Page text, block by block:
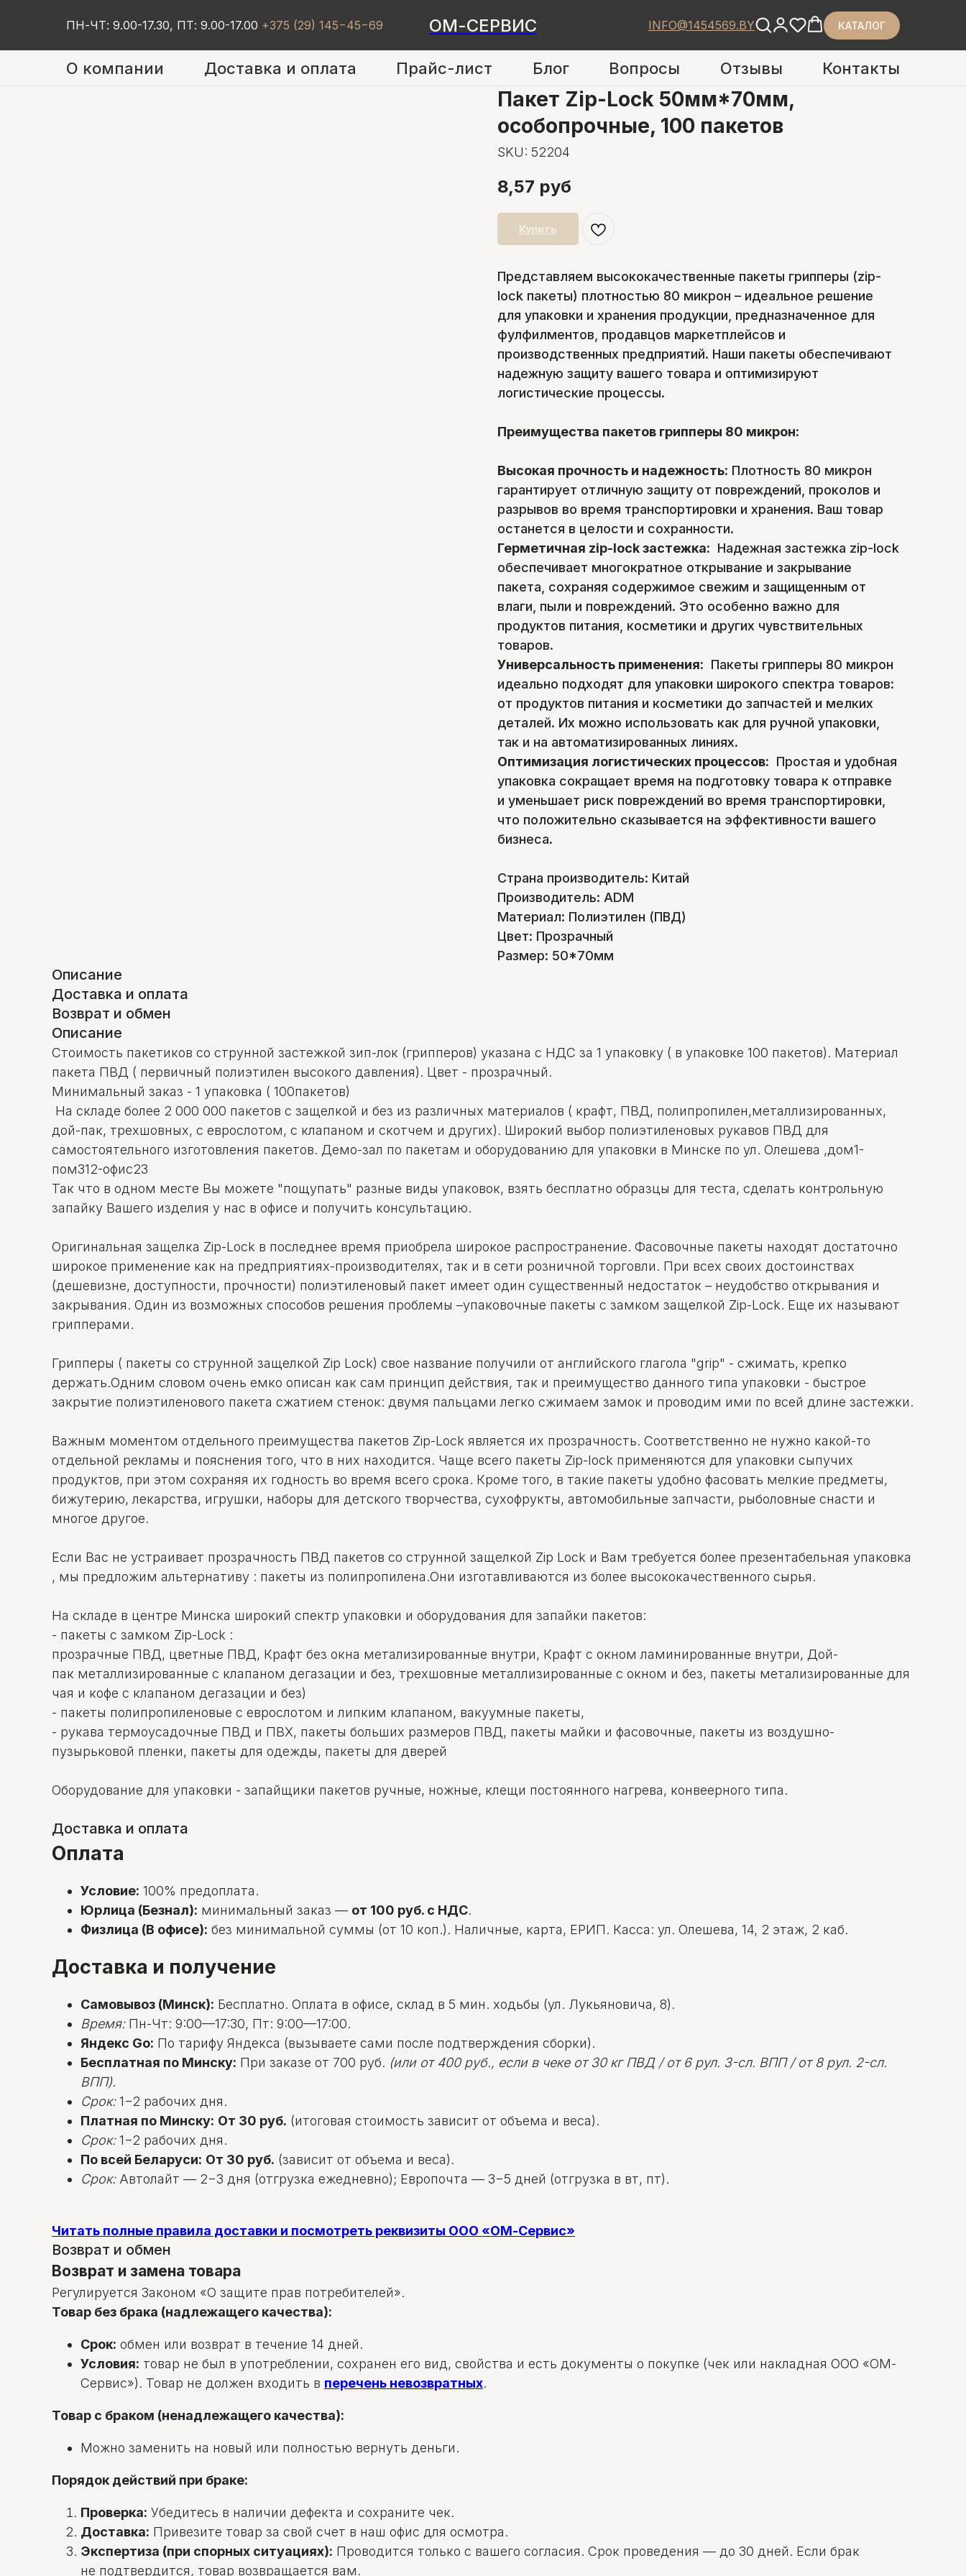
ПН-ЧТ: 9.00-17.30, ПТ: 9.00-17.00 +375 (29) 145−45−69 ОМ-СЕРВИС INFO@1454569.BY КАТАЛОГ
О компании Доставка и оплата Прайс-лист Блог Вопросы Отзывы Контакты
Пакет Zip-Lock 50мм*70мм,
особопрочные, 100 пакетов
SKU: 52204
8,57 руб
Купить
Представляем высококачественные пакеты грипперы (zip-
lock пакеты) плотностью 80 микрон – идеальное решение
для упаковки и хранения продукции, предназначенное для
фулфилментов, продавцов маркетплейсов и
производственных предприятий. Наши пакеты обеспечивают
надежную защиту вашего товара и оптимизируют
логистические процессы.
Преимущества пакетов грипперы 80 микрон:
Высокая прочность и надежность: Плотность 80 микрон
гарантирует отличную защиту от повреждений, проколов и
разрывов во время транспортировки и хранения. Ваш товар
останется в целости и сохранности.
Герметичная zip-lock застежка: Надежная застежка zip-lock
обеспечивает многократное открывание и закрывание
пакета, сохраняя содержимое свежим и защищенным от
влаги, пыли и повреждений. Это особенно важно для
продуктов питания, косметики и других чувствительных
товаров.
Универсальность применения: Пакеты грипперы 80 микрон
идеально подходят для упаковки широкого спектра товаров:
от продуктов питания и косметики до запчастей и мелких
деталей. Их можно использовать как для ручной упаковки,
так и на автоматизированных линиях.
Оптимизация логистических процессов: Простая и удобная
упаковка сокращает время на подготовку товара к отправке
и уменьшает риск повреждений во время транспортировки,
что положительно сказывается на эффективности вашего
бизнеса.
Страна производитель: Китай
Производитель: ADM
Материал: Полиэтилен (ПВД)
Цвет: Прозрачный
Размер: 50*70мм
Описание
Доставка и оплата
Возврат и обмен
Описание
Стоимость пакетиков со струнной застежкой зип-лок (грипперов) указана с НДС за 1 упаковку ( в упаковке 100 пакетов). Материал
пакета ПВД ( первичный полиэтилен высокого давления). Цвет - прозрачный.
Минимальный заказ - 1 упаковка ( 100пакетов)
На складе более 2 000 000 пакетов с защелкой и без из различных материалов ( крафт, ПВД, полипропилен,металлизированных,
дой-пак, трехшовных, с еврослотом, с клапаном и скотчем и других). Широкий выбор полиэтиленовых рукавов ПВД для
самостоятельного изготовления пакетов. Демо-зал по пакетам и оборудованию для упаковки в Минске по ул. Олешева ,дом1-
пом312-офис23
Так что в одном месте Вы можете "пощупать" разные виды упаковок, взять бесплатно образцы для теста, сделать контрольную
запайку Вашего изделия у нас в офисе и получить консультацию.
Оригинальная защелка Zip-Lock в последнее время приобрела широкое распространение. Фасовочные пакеты находят достаточно
широкое применение как на предприятиях-производителях, так и в сети розничной торговли. При всех своих достоинствах
(дешевизне, доступности, прочности) полиэтиленовый пакет имеет один существенный недостаток – неудобство открывания и
закрывания. Один из возможных способов решения проблемы –упаковочные пакеты с замком защелкой Zip-Lock. Еще их называют
грипперами.
Грипперы ( пакеты со струнной защелкой Zip Lock) свое название получили от английского глагола "grip" - сжимать, крепко
держать.Одним словом очень емко описан как сам принцип действия, так и преимущество данного типа упаковки - быстрое
закрытие полиэтиленового пакета сжатием стенок: двумя пальцами легко сжимаем замок и проводим ими по всей длине застежки.
Важным моментом отдельного преимущества пакетов Zip-Lock является их прозрачность. Соответственно не нужно какой-то
отдельной рекламы и пояснения того, что в них находится. Чаще всего пакеты Zip-lock применяются для упаковки сыпучих
продуктов, при этом сохраняя их годность во время всего срока. Кроме того, в такие пакеты удобно фасовать мелкие предметы,
бижутерию, лекарства, игрушки, наборы для детского творчества, сухофрукты, автомобильные запчасти, рыболовные снасти и
многое другое.
Если Вас не устраивает прозрачность ПВД пакетов со струнной защелкой Zip Lock и Вам требуется более презентабельная упаковка
, мы предложим альтернативу : пакеты из полипропилена.Они изготавливаются из более высококачественного сырья.
На складе в центре Минска широкий спектр упаковки и оборудования для запайки пакетов:
- пакеты c замком Zip-Lock :
прозрачные ПВД, цветные ПВД, Крафт без окна метализированные внутри, Крафт с окном ламинированные внутри, Дой-
пак металлизированные с клапаном дегазации и без, трехшовные металлизированные с окном и без, пакеты метализированные для
чая и кофе с клапаном дегазации и без)
- пакеты полипропиленовые с еврослотом и липким клапаном, вакуумные пакеты,
- рукава термоусадочные ПВД и ПВХ, пакеты больших размеров ПВД, пакеты майки и фасовочные, пакеты из воздушно-
пузырьковой пленки, пакеты для одежды, пакеты для дверей
Оборудование для упаковки - запайщики пакетов ручные, ножные, клещи постоянного нагрева, конвеерного типа.
Доставка и оплата
Оплата
Условие: 100% предоплата.
Юрлица (Безнал): минимальный заказ — от 100 руб. с НДС.
Физлица (В офисе): без минимальной суммы (от 10 коп.). Наличные, карта, ЕРИП. Касса: ул. Олешева, 14, 2 этаж, 2 каб.
Доставка и получение
Самовывоз (Минск): Бесплатно. Оплата в офисе, склад в 5 мин. ходьбы (ул. Лукьяновича, 8).
Время:Пн-Чт: 9:00—17:30, Пт: 9:00—17:00.
Яндекс Go: По тарифу Яндекса (вызываете сами после подтверждения сборки).
Бесплатная по Минску: При заказе от 700 руб. (или от 400 руб., если в чеке от 30 кг ПВД / от 6 рул. 3-сл. ВПП / от 8 рул. 2-сл.
ВПП).
Срок:1−2 рабочих дня.
Платная по Минску: От 30 руб. (итоговая стоимость зависит от объема и веса).
Срок:1−2 рабочих дня.
По всей Беларуси: От 30 руб. (зависит от объема и веса).
Срок:Автолайт — 2−3 дня (отгрузка ежедневно); Европочта — 3−5 дней (отгрузка в вт, пт).
Читать полные правила доставки и посмотреть реквизиты ООО «ОМ-Сервис»
Возврат и обмен
Возврат и замена товара
Регулируется Законом «О защите прав потребителей».
Товар без брака (надлежащего качества):
Срок: обмен или возврат в течение 14 дней.
Условия: товар не был в употреблении, сохранен его вид, свойства и есть документы о покупке (чек или накладная ООО «ОМ-
Сервис»). Товар не должен входить в перечень невозвратных.
Товар с браком (ненадлежащего качества):
Можно заменить на новый или полностью вернуть деньги.
Порядок действий при браке:
Проверка: Убедитесь в наличии дефекта и сохраните чек.
Доставка: Привезите товар за свой счет в наш офис для осмотра.
Экспертиза (при спорных ситуациях): Проводится только с вашего согласия. Срок проведения — до 30 дней. Если брак
не подтвердится, товар возвращается вам.